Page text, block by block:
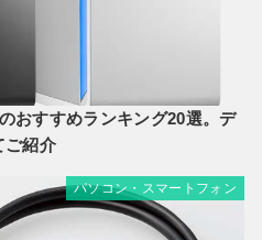
おすすめランキング20選。デ
ご紹介
パソコン・スマートフォン